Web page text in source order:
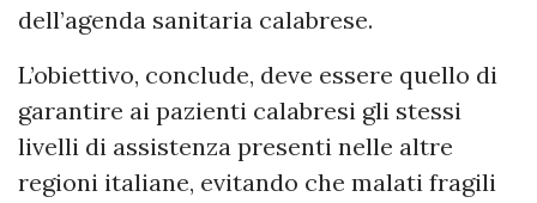
dell’agenda sanitaria calabrese.
L’obiettivo, conclude, deve essere quello di
garantire ai pazienti calabresi gli stessi
livelli di assistenza presenti nelle altre
regioni italiane, evitando che malati fragili